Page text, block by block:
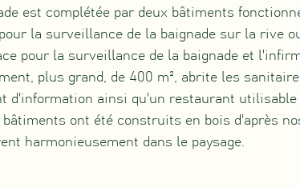
est complétée par deux bâtiments
la surveillance de la baignade sur la rive
pour la surveillance de la baignade et
plus grand, de 400 m², abrite les
d'information ainsi qu'un restaurant utilisable
bâtiments ont été construits en bois d'après
harmonieusement dans le paysage.